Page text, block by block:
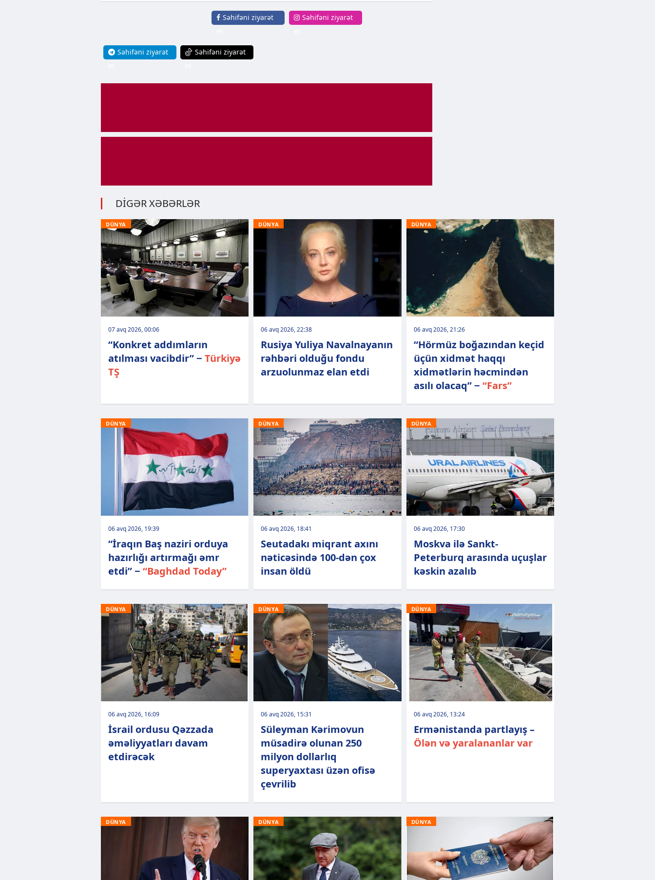
Səhifəni ziyarət
Səhifəni ziyarət
Səhifəni ziyarət
Səhifəni ziyarət
DİGƏR XƏBƏRLƏR
DÜNYA
07 avq 2026, 00:06
“Konkret addımların
atılması vacibdir” − Türkiyə
TŞ
DÜNYA
06 avq 2026, 22:38
Rusiya Yuliya Navalnayanın
rəhbəri olduğu fondu
arzuolunmaz elan etdi
DÜNYA
06 avq 2026, 21:26
“Hörmüz boğazından keçid
üçün xidmət haqqı
xidmətlərin həcmindən
asılı olacaq” − “Fars”
DÜNYA
06 avq 2026, 19:39
“İraqın Baş naziri orduya
hazırlığı artırmağı əmr
etdi” − “Baghdad Today”
DÜNYA
06 avq 2026, 18:41
Seutadakı miqrant axını
nəticəsində 100-dən çox
insan öldü
DÜNYA
06 avq 2026, 17:30
Moskva ilə Sankt-
Peterburq arasında uçuşlar
kəskin azalıb
DÜNYA
06 avq 2026, 16:09
İsrail ordusu Qəzzada
əməliyyatları davam
etdirəcək
DÜNYA
06 avq 2026, 15:31
Süleyman Kərimovun
müsadirə olunan 250
milyon dollarlıq
superyaxtası üzən ofisə
çevrilib
DÜNYA
06 avq 2026, 13:24
Ermənistanda partlayış –
Ölən və yaralananlar var
DÜNYA DÜNYA DÜNYA